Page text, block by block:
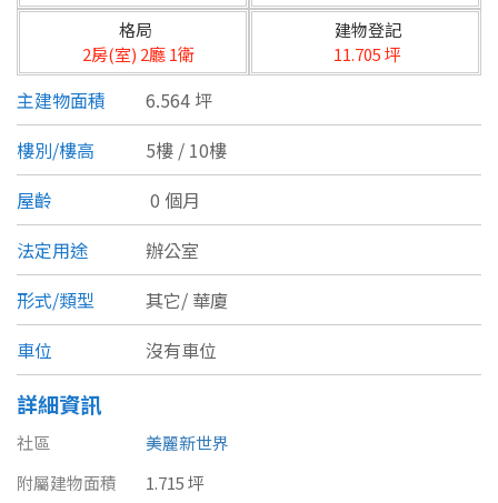
新北市
宜蘭縣
桃園市
新竹市
新竹縣
苗栗縣
台中市
彰化縣
南投縣
雲林縣
類型(可複選)
不拘 公寓 電梯大樓 套房
別墅 透天厝 樓中樓 華廈
農舍 辦公 店面 工廠
坪數
格局
2房(室) 2廳 1衛
建物登記
11.705 坪
主建物面積
6.564 坪
樓別/樓高
5樓 / 10樓
屋齡
0 個月
法定用途
辦公室
形式/類型
其它/ 華廈
車位
沒有車位
詳細資訊
社區
美麗新世界
附屬建物面積
1.715 坪